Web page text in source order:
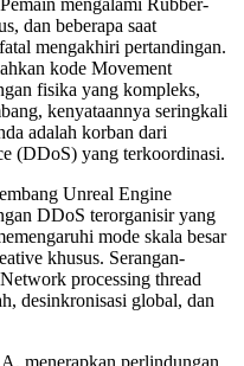
mengalami Rubber-
dan beberapa saat
mengakhiri pertandingan.
kode Movement
fisika yang kompleks,
kenyataannya seringkali
adalah korban dari
(DDoS) yang terkoordinasi.
Unreal Engine
DDoS terorganisir yang
mode skala besar
khusus. Serangan-
processing thread
desinkronisasi global, dan